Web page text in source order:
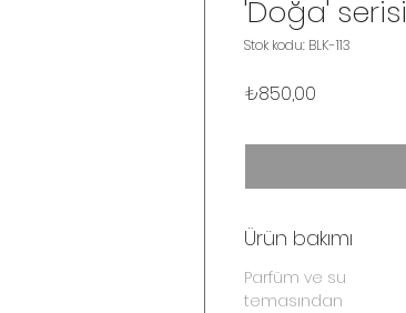
'Doğa'
Stok kodu: BLK-113
₺850,00
Ürün bakımı
Parfüm ve su
temasından